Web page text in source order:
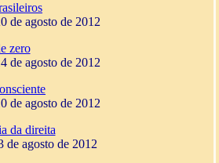
de agosto de 2012
zero
de agosto de 2012
de agosto de 2012
da direita
de agosto de 2012